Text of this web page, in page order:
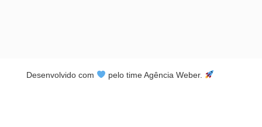
Desenvolvido com pelo time Agência Weber.